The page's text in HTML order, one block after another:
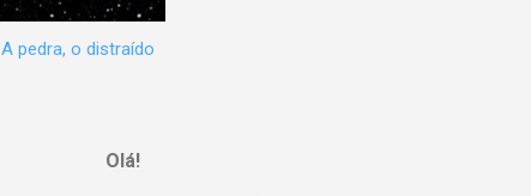
A pedra, o distraído
Olá!